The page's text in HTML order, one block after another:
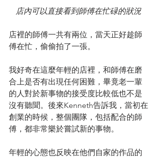
店內可以直接看到師傅在忙碌的狀況
店裡的師傅一共有兩位，當天正好趁師
傅在忙，偷偷拍了一張。
我好奇在這麼年輕的店裡，和師傅在磨
合上是否有出現任何困難，畢竟老一輩
的人對於新事物的接受度比較低也不是
沒有聽聞。後來Kenneth告訴我，當初在
創業的時候，整個團隊，包括配合的師
傅，都非常樂於嘗試新的事物。
年輕的心態也反映在他們自家的作品的